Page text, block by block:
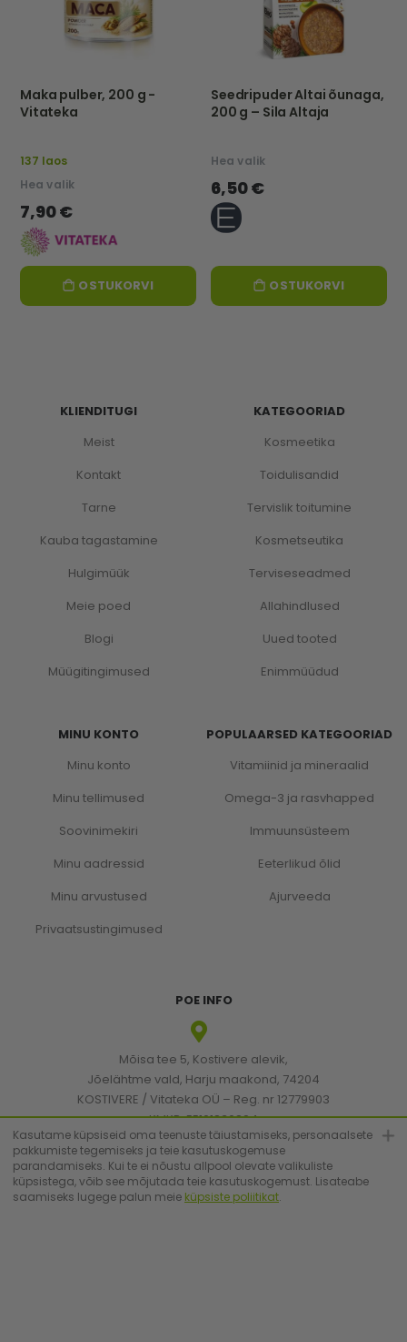
Maka pulber, 200 g -
Vitateka
137 laos
Hea valik
7,90 €
OSTUKORVI
Seedripuder Altai õunaga,
200 g – Sila Altaja
Hea valik
6,50 €
OSTUKORVI
KLIENDITUGI
Meist
Kontakt
Tarne
Kauba tagastamine
Hulgimüük
Meie poed
Blogi
Müügitingimused
MINU KONTO
Minu konto
Minu tellimused
Soovinimekiri
Minu aadressid
Minu arvustused
Privaatsustingimused
KATEGOORIAD
Kosmeetika
Toidulisandid
Tervislik toitumine
Kosmetseutika
Terviseseadmed
Allahindlused
Uued tooted
Enimmüüdud
POPULAARSED KATEGOORIAD
Vitamiinid ja mineraalid
Omega-3 ja rasvhapped
Immuunsüsteem
Eeterlikud õlid
Ajurveeda
POE INFO
Mõisa tee 5, Kostivere alevik,
Jõelähtme vald, Harju maakond, 74204
KOSTIVERE / Vitateka OÜ – Reg. nr 12779903
KMKR: EE101830894
[email protected]
Kasutame küpsiseid oma teenuste täiustamiseks, personaalsete
pakkumiste tegemiseks ja teie kasutuskogemuse
parandamiseks. Kui te ei nõustu allpool olevate valikuliste
küpsistega, võib see mõjutada teie kasutuskogemust. Lisateabe
saamiseks lugege palun meie küpsiste poliitikat.